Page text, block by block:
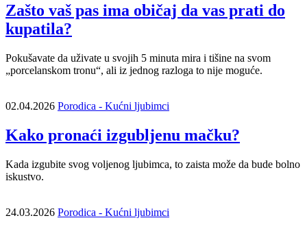
Zašto vaš pas ima običaj da vas prati do
kupatila?
Pokušavate da uživate u svojih 5 minuta mira i tišine na svom
„porcelanskom tronu“, ali iz jednog razloga to nije moguće.
02.04.2026 Porodica - Kućni ljubimci
Kako pronaći izgubljenu mačku?
Kada izgubite svog voljenog ljubimca, to zaista može da bude bolno
iskustvo.
24.03.2026 Porodica - Kućni ljubimci